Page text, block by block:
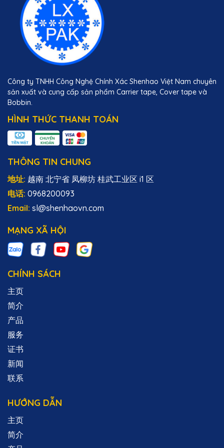
Công ty TNHH Công Nghệ Chính Xác Shenhao Việt Nam chuyên
sản xuất và cung cấp sản phẩm Carrier tape, Cover tape và
Bobbin.
HÌNH THỨC THANH TOÁN
THÔNG TIN CHUNG
地址: 越南 北宁省 凤柳坊 桂武工业区 i1 区
电话: 0968200093
Email: sl@shenhaovn.com
MẠNG XÃ HỘI
CHÍNH SÁCH
主页
简介
产品
服务
证书
新闻
联系
HƯỚNG DẪN
主页
简介